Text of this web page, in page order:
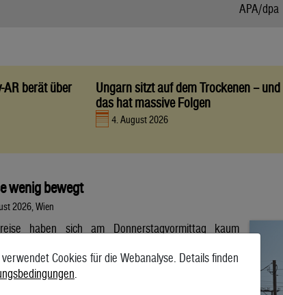
APA/dpa
AR berät über
Ungarn sitzt auf dem Trockenen – und
das hat massive Folgen
4. August 2026
wenig bewegt
2026, Wien
haben sich am Donnerstagvormittag kaum
der Nordsee mit Lieferung Oktober kostete am
79,75 US-Dollar und damit 0,4 Prozent mehr als am
Cookies für die Webanalyse. Details finden
.